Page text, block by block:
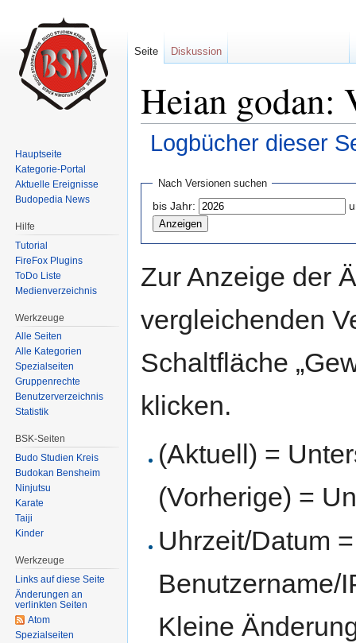
Heian godan:
Logbücher dieser
Nach Versionen suchen
bis Jahr:
Zur Anzeige der
vergleichenden
Schaltfläche
klicken.
(Aktuell) =
(Vorherige) =
Uhrzeit/Datum
Benutzername/
Kleine
Seite Diskussion
Hauptseite
Kategorie-Portal
Aktuelle Ereignisse
Budopedia News
Hilfe
Tutorial
FireFox Plugins
ToDo Liste
Medienverzeichnis
Werkzeuge
Alle Seiten
Alle Kategorien
Spezialseiten
Gruppenrechte
Benutzerverzeichnis
Statistik
BSK-Seiten
Budo Studien Kreis
Budokan Bensheim
Ninjutsu
Karate
Taiji
Kinder
Werkzeuge
Links auf diese Seite
Änderungen an
verlinkten Seiten
Atom
Spezialseiten